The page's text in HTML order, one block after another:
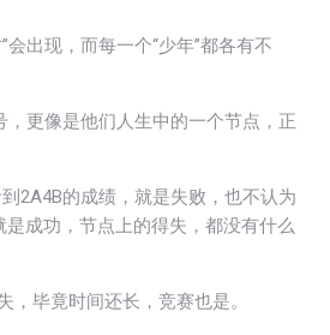
会出现，而每一个“少年”都各有不
，更像是他们人生中的一个节点，正
2A4B的成绩，就是失败，也不认为
成功，节点上的得失，都没有什么
，毕竟时间还长，竞赛也是。